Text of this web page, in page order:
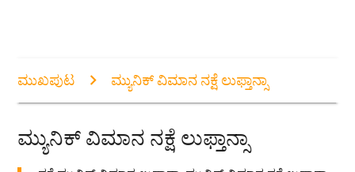
ಮುಖಪುಟ ಮ್ಯುನಿಕ್ ವಿಮಾನ ನಕ್ಷೆ ಲುಫ್ತಾನ್ಸಾ
ಮ್ಯುನಿಕ್ ವಿಮಾನ ನಕ್ಷೆ ಲುಫ್ತಾನ್ಸಾ